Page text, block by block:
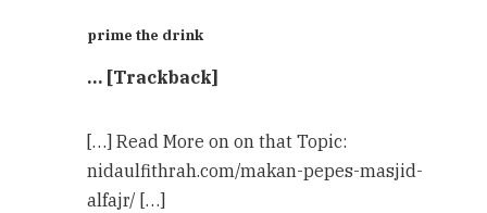
prime the drink
… [Trackback]
[…] Read More on on that Topic:
nidaulfithrah.com/makan-pepes-masjid-
alfajr/ […]